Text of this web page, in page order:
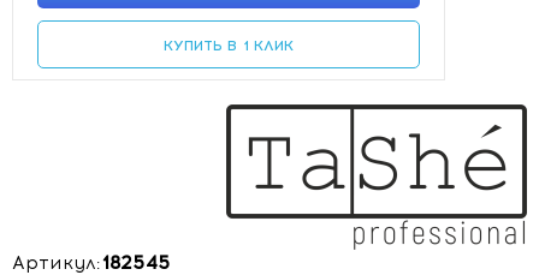
КУПИТЬ В 1 КЛИК
Артикул:182545